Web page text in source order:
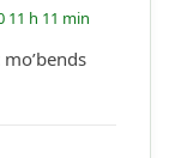
11 h 11 min